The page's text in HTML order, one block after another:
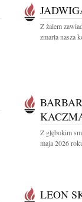
Z żalem
zmarła nasza
Z głębokim
maja 2026
LEON